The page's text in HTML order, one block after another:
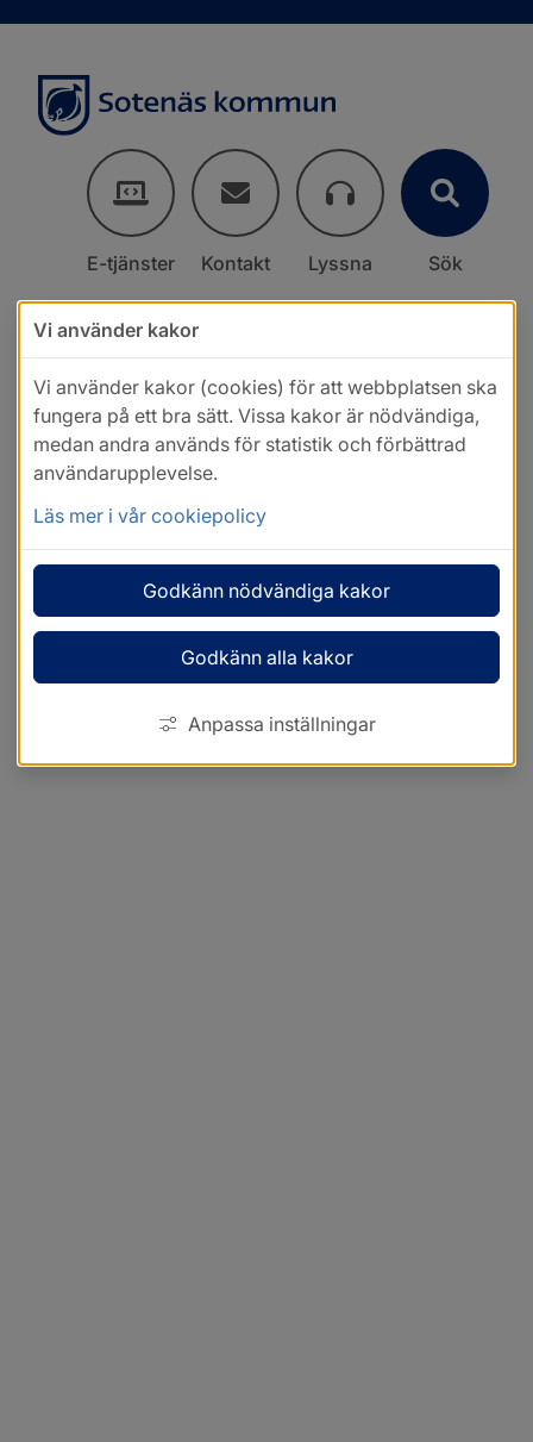
E-tjänster Kontakt Lyssna Sök
Vi använder kakor
Vi använder kakor (cookies) för att webbplatsen ska
fungera på ett bra sätt. Vissa kakor är nödvändiga,
medan andra används för statistik och förbättrad
användarupplevelse.
Läs mer i vår cookiepolicy
Godkänn nödvändiga kakor
Godkänn alla kakor
Anpassa inställningar